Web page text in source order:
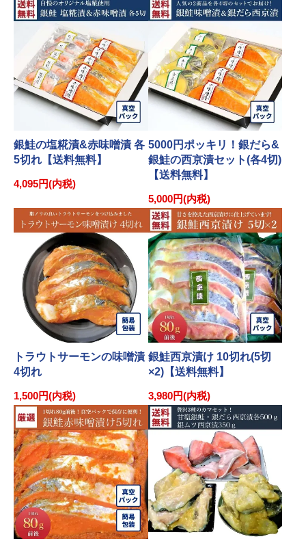
銀鮭の塩糀漬&赤味噌漬 各
5切れ【送料無料】
4,095円(内税)
5000円ポッキリ！銀だら&
銀鮭の西京漬セット(各4切)
【送料無料】
5,000円(内税)
トラウトサーモンの味噌漬
4切れ
1,500円(内税)
銀鮭西京漬け 10切れ(5切
×2)【送料無料】
3,980円(内税)